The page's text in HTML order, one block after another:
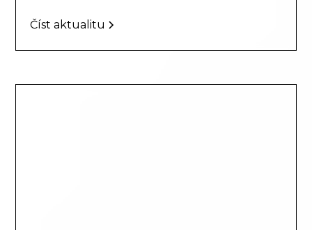
Číst aktualitu